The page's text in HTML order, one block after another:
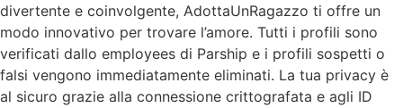
divertente e coinvolgente, AdottaUnRagazzo ti offre un
modo innovativo per trovare l’amore. Tutti i profili sono
verificati dallo employees di Parship e i profili sospetti o
falsi vengono immediatamente eliminati. La tua privacy è
al sicuro grazie alla connessione crittografata e agli ID